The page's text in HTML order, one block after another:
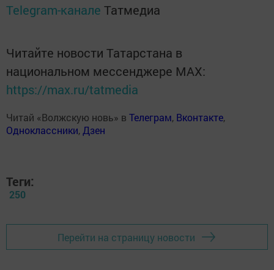
Telegram-канале Татмедиа
Читайте новости Татарстана в
национальном мессенджере MАХ:
https://max.ru/tatmedia
Читай «Волжскую новь» в Телеграм, Вконтакте,
Одноклассники, Дзен
Теги:
250
Перейти на страницу новости